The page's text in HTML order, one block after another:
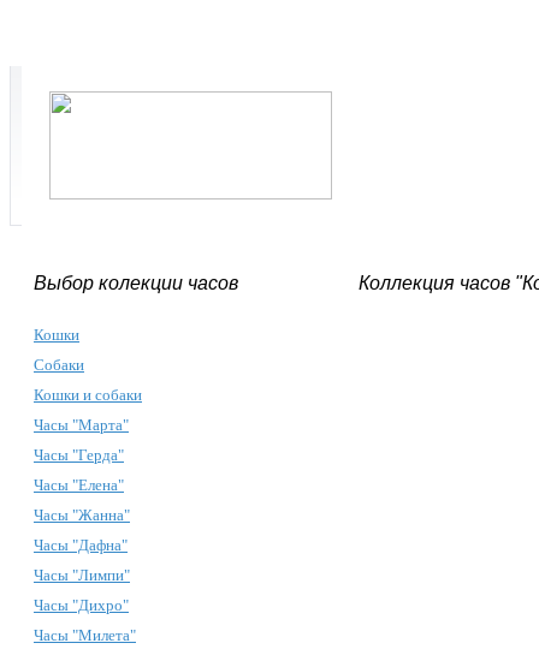
Выбор колекции часов
Кошки
Собаки
Кошки и собаки
Часы "Марта"
Часы "Герда"
Часы "Елена"
Часы "Жанна"
Часы "Дафна"
Часы "Лимпи"
Часы "Дихро"
Часы "Милета"
Коллекция часов